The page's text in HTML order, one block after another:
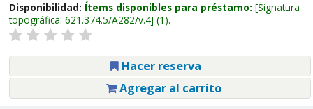
Disponibilidad: Ítems disponibles para préstamo: Signatura
topográfica: 621.374.5/A282/v.4 (1).
Hacer reserva
Agregar al carrito